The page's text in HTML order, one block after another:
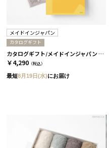
メイドインジャパン
カタログギフト
カタログギフト/メイドインジャパン 全5種 MJ6
￥4,290 （税込）
最短8月19日(水)にお届け